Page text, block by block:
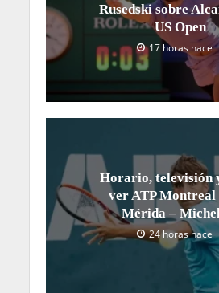
Rusedski sobre
US Open
17 horas hace
Horario, televisión
ver ATP Montreal
Mérida –
24 horas hace